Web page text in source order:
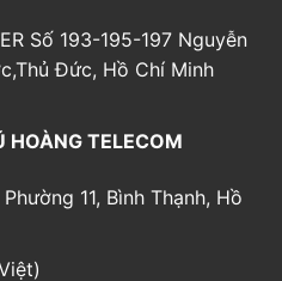
Số 193-195-197 Nguyễn
Đức, Hồ Chí Minh
HOÀNG TELECOM
11, Bình Thạnh, Hồ